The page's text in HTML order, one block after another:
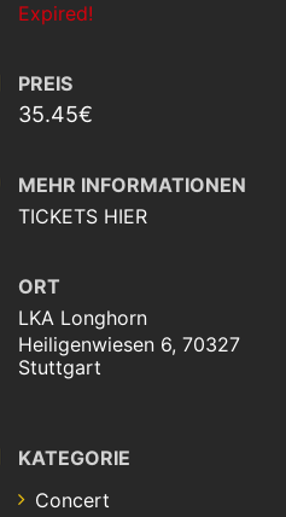
Expired!
PREIS
35.45€
MEHR INFORMATIONEN
TICKETS HIER
ORT
LKA Longhorn
Heiligenwiesen 6, 70327
Stuttgart
KATEGORIE
Concert